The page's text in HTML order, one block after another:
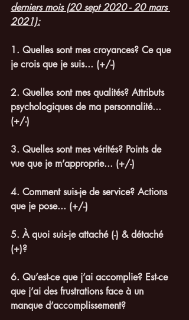
derniers mois (20 sept 2020 - 20 mars
2021):
1. Quelles sont mes croyances? Ce que
je crois que je suis... (+/-)
2. Quelles sont mes qualités? Attributs
psychologiques de ma personnalité...
(+/-)
3. Quelles sont mes vérités? Points de
vue que je m’approprie... (+/-)
4. Comment suis-je de service? Actions
que je pose... (+/-)
5. À quoi suis-je attaché (-) & détaché
(+)?
6. Qu’est-ce que j’ai accomplie? Est-ce
que j’ai des frustrations face à un
manque d’accomplissement?